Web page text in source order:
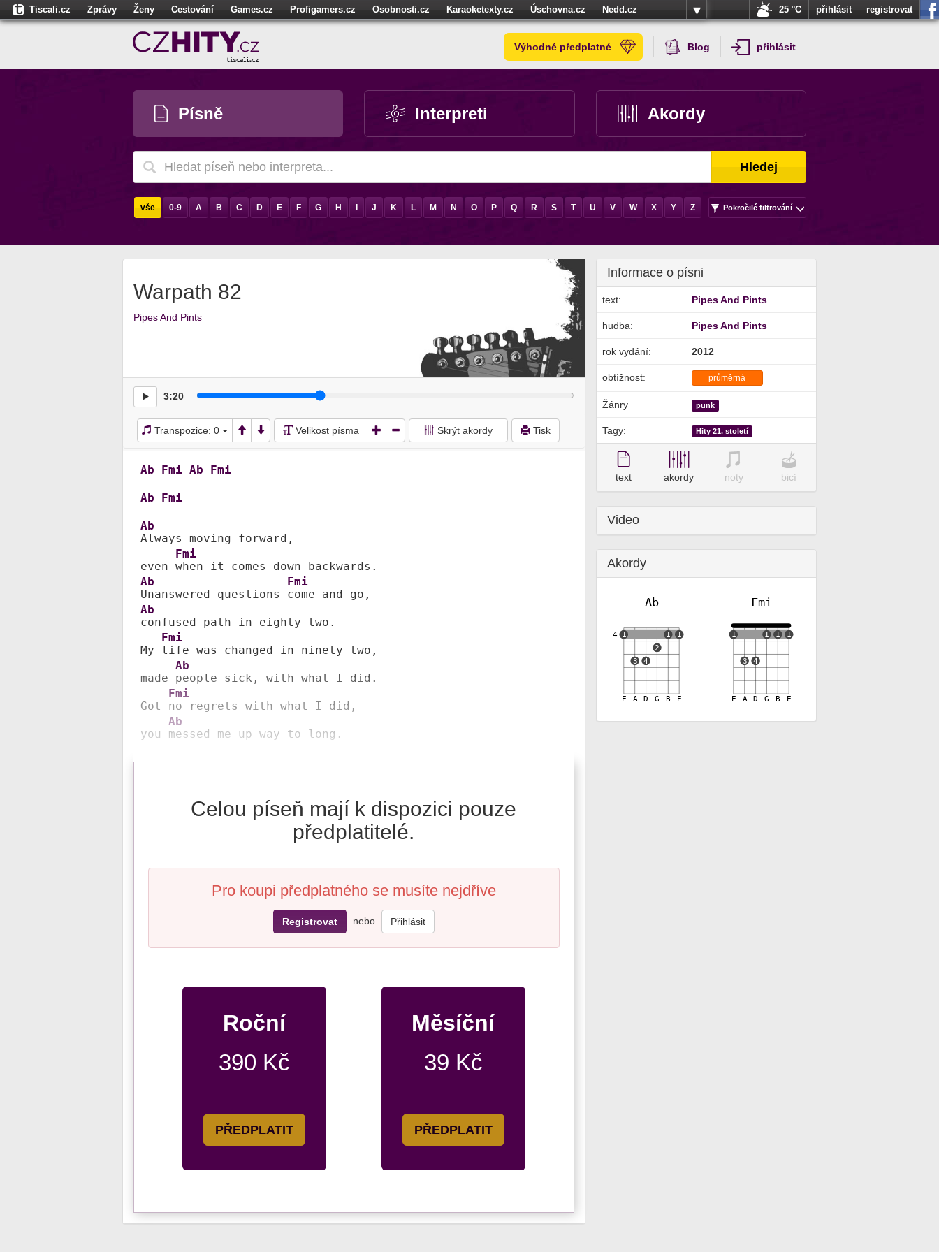
Tiscali.cz Zprávy Ženy Cestování Games.cz Profigamers.cz Osobnosti.cz Karaoketexty.cz Úschovna.cz
Nedd.cz
Sport Dokina.cz CZhity.cz
25 °C přihlásit registrovat
Výhodné předplatné Blog přihlásit
Písně Interpreti Akordy
Hledej
vše 0-9 A B C D E F G H J K L M N O P Q R S T U V W X Y Z Pokročilé filtrování
Warpath 82
Pipes And Pints
3:20
Transpozice: 0 Velikost písma Skrýt akordy Tisk
Ab Fmi Ab Fmi
Ab Fmi
Ab
Always moving forward,
even
Fmi
Ab
Unanswered questions
Fmi
Ab
confused path in eighty two.
My
Fmi
life was changed in ninety two,
made
Ab
people sick, with what I did.
Got
Fmi
no regrets with what I did,
you
Ab
messed me up way to long.
Celou píseň mají k dispozici pouze
předplatitelé.
Pro koupi předplatného se musíte nejdříve
Registrovat nebo Přihlásit
Roční
390 Kč
PŘEDPLATIT
Měsíční
39 Kč
PŘEDPLATIT
Informace o písni
text: Pipes And Pints
hudba: Pipes And Pints
rok vydání: 2012
obtížnost: průměrná
Žánry punk
Tagy: Hity 21. století
text akordy noty bicí
Video
Akordy
Ab
4
E A D G B E
1
3 4
2
1 1
Fmi
E A D G B E
1
3 4
1 1 1